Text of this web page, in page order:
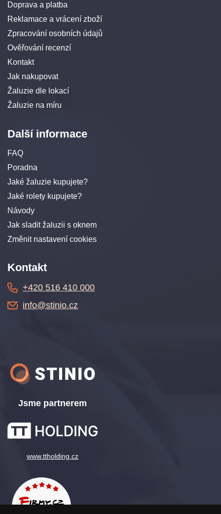
Doprava a platba
Reklamace a vrácení zboží
Zpracování osobních údajů
Ověřování recenzí
Kontakt
Jak nakupovat
Žaluzie dle lokací
Žaluzie na míru
Další informace
FAQ
Poradna
Jaké žaluzie kupujete?
Jaké rolety kupujete?
Návody
Jak sladit žaluzii s oknem
Změnit nastavení cookies
Jsme partnerem
www.ttholding.cz
Kontakt
+420 516 410 000
info@stinio.cz